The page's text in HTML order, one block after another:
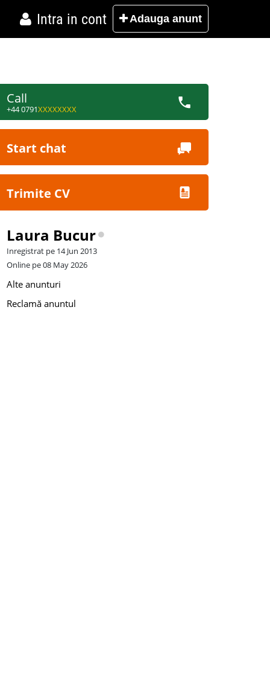
Intra in cont Adauga anunt
Call
+44 0791XXXXXXXX
Start chat
Trimite CV
Laura Bucur
Inregistrat pe 14 Jun 2013
Online pe 08 May 2026
Alte anunturi
Reclamă anuntul